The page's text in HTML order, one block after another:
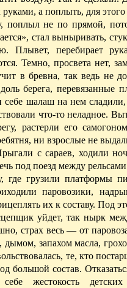
а поплыть, для этого
поплыл не по прямой,
стал выныривать,
Плывет, перебирает
Темно, просвета нет,
в бревна, так ведь не
берега, перевязанные
шалаш на нем
что-то неладное.
растерли его
ни взрослые не
с сараев, ходили
под поезд между
где грузили платформы
паровозики,
их к составу. Под
уйдет, так нырк
страх весь — от
дымом, запахом масла,
те, кто
большой состав.
жестокость